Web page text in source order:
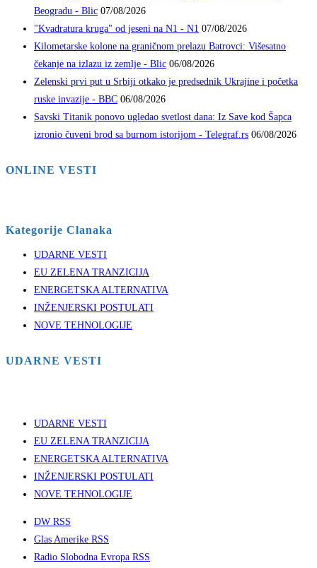
Beogradu - Blic 07/08/2026
"Kvadratura kruga" od jeseni na N1 - N1 07/08/2026
Kilometarske kolone na graničnom prelazu Batrovci: Višesatno
čekanje na izlazu iz zemlje - Blic 06/08/2026
Zelenski prvi put u Srbiji otkako je predsednik Ukrajine i početka
ruske invazije - BBC 06/08/2026
Savski Titanik ponovo ugledao svetlost dana: Iz Save kod Šapca
izronio čuveni brod sa burnom istorijom - Telegraf.rs 06/08/2026
ONLINE VESTI
Kategorije Clanaka
UDARNE VESTI
EU ZELENA TRANZICIJA
ENERGETSKA ALTERNATIVA
INŽENJERSKI POSTULATI
NOVE TEHNOLOGIJE
UDARNE VESTI
UDARNE VESTI
EU ZELENA TRANZICIJA
ENERGETSKA ALTERNATIVA
INŽENJERSKI POSTULATI
NOVE TEHNOLOGIJE
DW RSS
Glas Amerike RSS
Radio Slobodna Evropa RSS